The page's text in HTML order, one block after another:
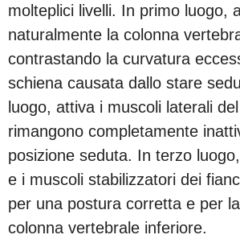
molteplici livelli. In primo luogo,
naturalmente la colonna
contrastando la curvatura
schiena causata dallo stare
luogo, attiva i muscoli laterali
rimangono completamente
posizione seduta. In terzo
e i muscoli stabilizzatori dei
per una postura corretta e per
colonna vertebrale inferiore.